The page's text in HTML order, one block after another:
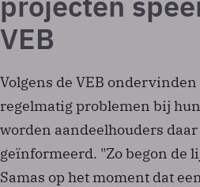
VEB
Volgens de VEB
regelmatig problemen bij
worden aandeelhouders
geïnformeerd. "Zo begon de
Samas op het moment dat